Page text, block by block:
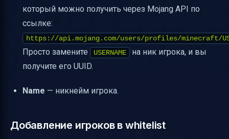
который можно получить через Mojang API по
ссылке:
https://api.mojang.com/users/profiles/minecraft/
Просто замените USERNAME
на ник игрока, и вы
получите его UUID.
Name — никнейм игрока.
Добавление игроков в whitelist